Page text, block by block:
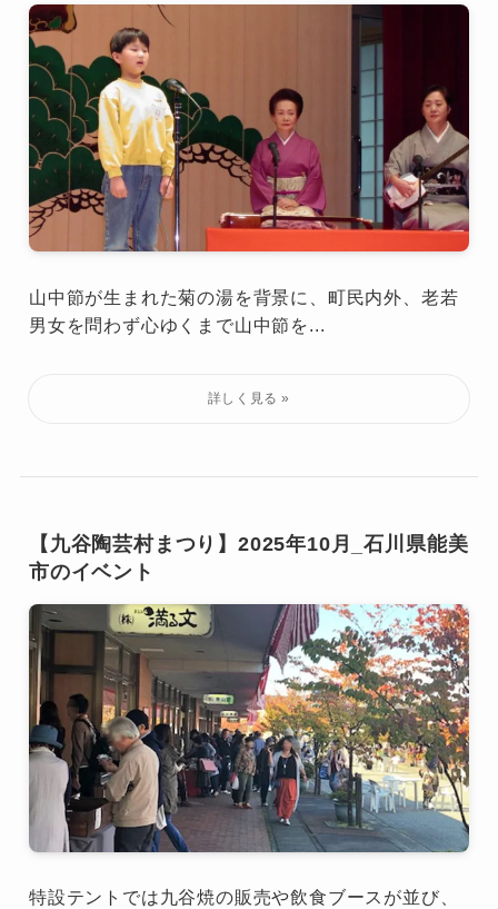
山中節が生まれた菊の湯を背景に、町民内外、老若
男女を問わず心ゆくまで山中節を...
【九谷陶芸村まつり】2025年10月_石川県能美
市のイベント
特設テントでは九谷焼の販売や飲食ブースが並び、